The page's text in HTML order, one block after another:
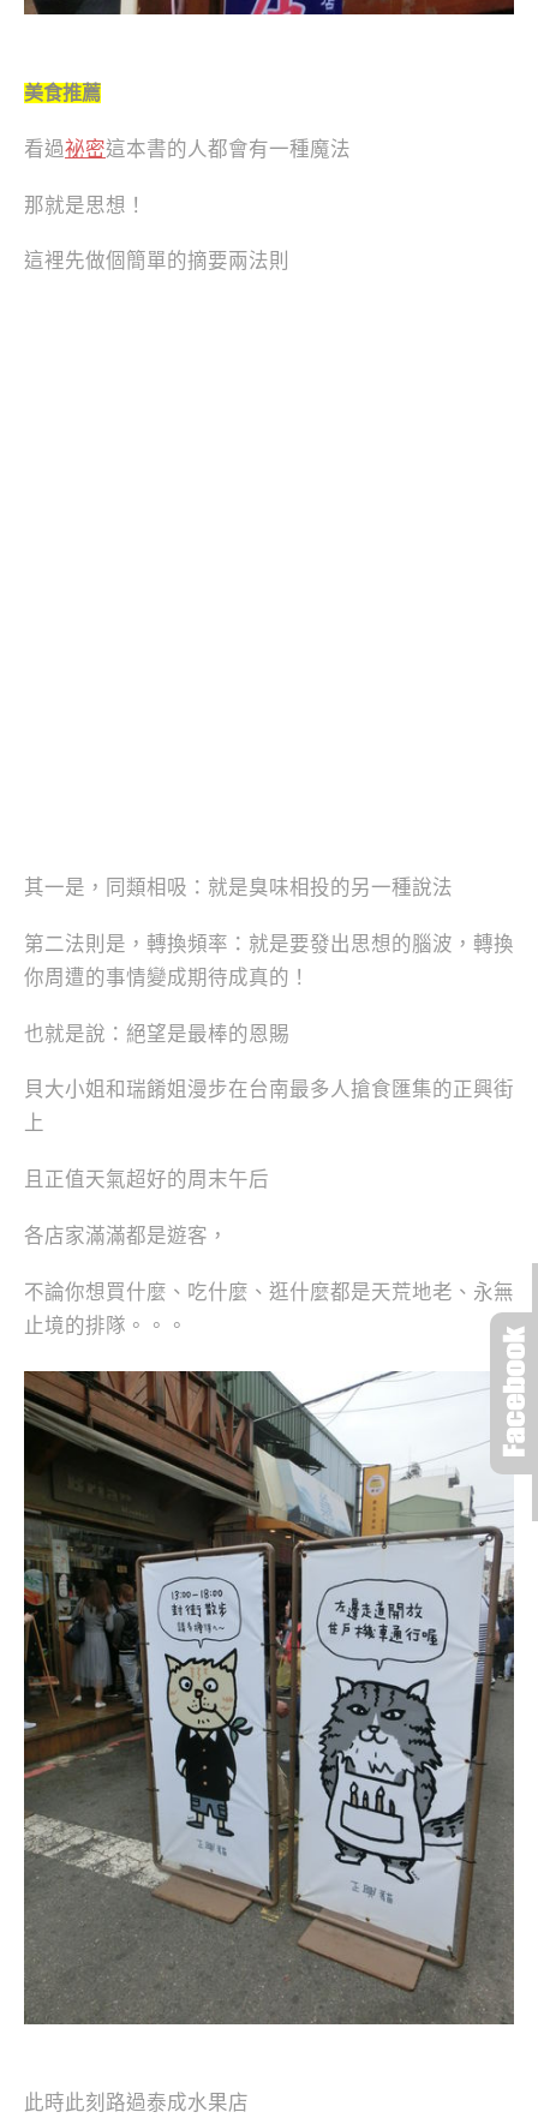
美食推薦
看過祕密這本書的人都會有一種魔法
那就是思想！
這裡先做個簡單的摘要兩法則
其一是，同類相吸：就是臭味相投的另一種說法
第二法則是，轉換頻率：就是要發出思想的腦波，轉換
你周遭的事情變成期待成真的！
也就是說：絕望是最棒的恩賜
貝大小姐和瑞餚姐漫步在台南最多人搶食匯集的正興街
上
且正值天氣超好的周末午后
各店家滿滿都是遊客，
不論你想買什麼、吃什麼、逛什麼都是天荒地老、永無
止境的排隊。。。
此時此刻路過泰成水果店